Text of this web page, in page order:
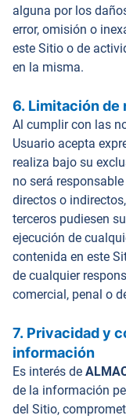
alguna por los
error, omisión o
este Sitio o de
en la misma.
6. Limitación de
Al cumplir con las
Usuario acepta
realiza bajo su
no será
directos o
terceros pudiesen
ejecución de
contenida en este
de cualquier
comercial, penal o
7. Privacidad y
información
Es interés de
de la información
del Sitio,